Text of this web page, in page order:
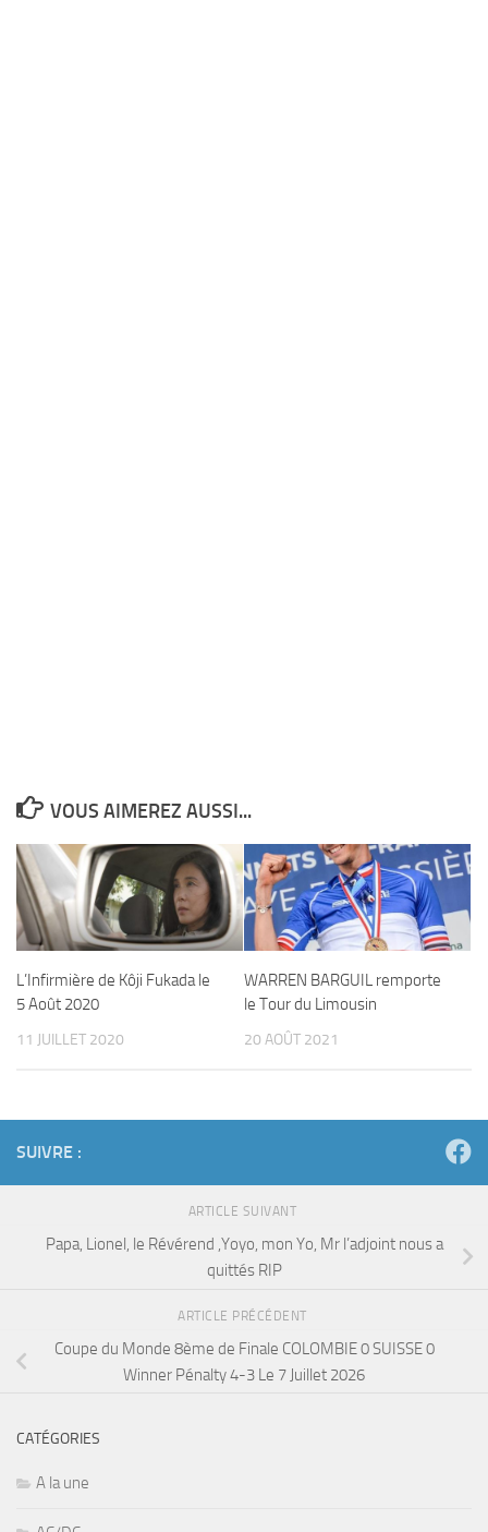
VOUS AIMEREZ AUSSI...
L’Infirmière de Kôji Fukada le
5 Août 2020
11 JUILLET 2020
WARREN BARGUIL remporte
le Tour du Limousin
20 AOÛT 2021
SUIVRE :
ARTICLE SUIVANT
Papa, Lionel, le Révérend ,Yoyo, mon Yo, Mr l’adjoint nous a
quittés RIP
ARTICLE PRÉCÉDENT
Coupe du Monde 8ème de Finale COLOMBIE 0 SUISSE 0
Winner Pénalty 4-3 Le 7 Juillet 2026
CATÉGORIES
A la une